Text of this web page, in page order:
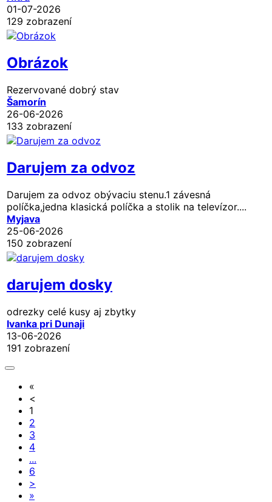
01-07-2026
129 zobrazení
Obrázok
Rezervované dobrý stav
Šamorín
26-06-2026
133 zobrazení
Darujem za odvoz
Darujem za odvoz obývaciu stenu.1 závesná
políčka,jedna klasická políčka a stolik na televízor....
Myjava
25-06-2026
150 zobrazení
darujem dosky
odrezky celé kusy aj zbytky
Ivanka pri Dunaji
13-06-2026
191 zobrazení
«
<
1
2
3
4
...
6
>
»